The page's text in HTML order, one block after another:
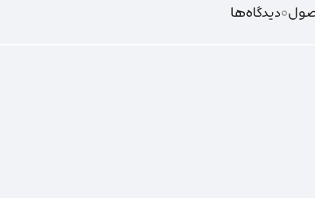
0دیدگاه‌‌ها